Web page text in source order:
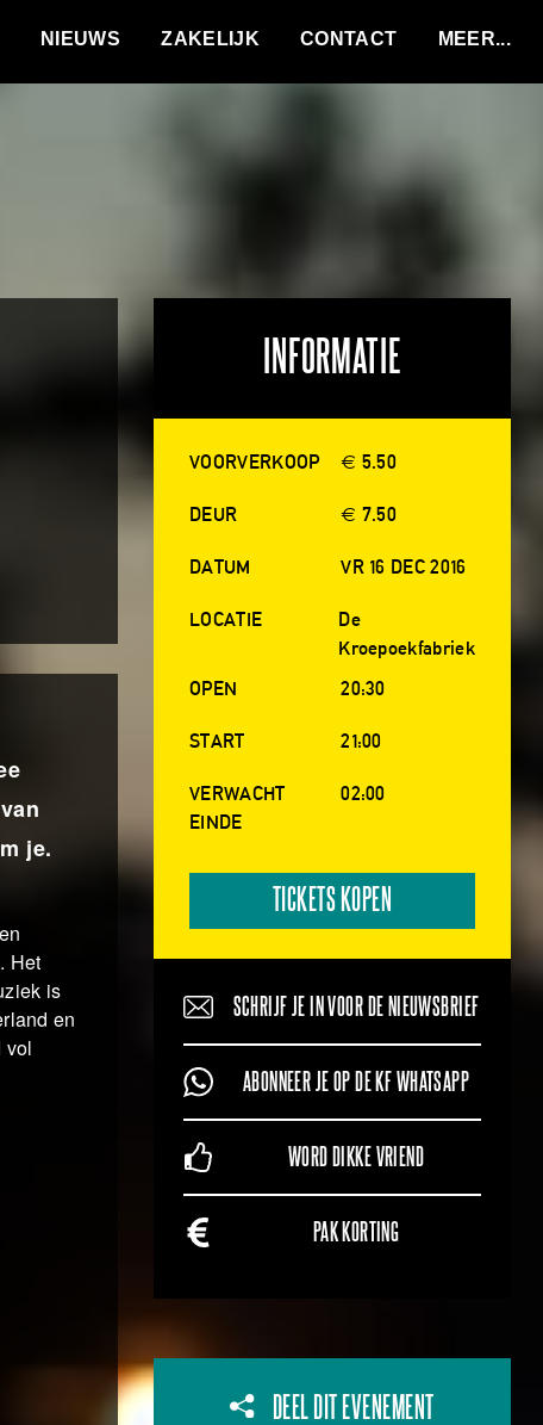
NIEUWS ZAKELIJK CONTACT
je.
Het
is
en
vol
INFORMATIE
VOORVERKOOP € 5.50
DEUR € 7.50
DATUM VR 16 DEC 2016
LOCATIE
De
Kroepoekfabriek
OPEN
20:30
START 21:00
VERWACHT
EINDE
02:00
TICKETS KOPEN
SCHRIJF JE IN VOOR DE NIEUWSBRIEF
ABONNEER JE OP DE KF WHATSAPP
WORD DIKKE VRIEND
PAK KORTING
DEEL DIT EVENEMENT